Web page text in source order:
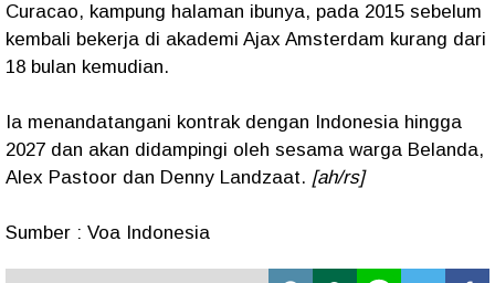
Curacao, kampung halaman ibunya, pada 2015 sebelum
kembali bekerja di akademi Ajax Amsterdam kurang dari
18 bulan kemudian.
Ia menandatangani kontrak dengan Indonesia hingga
2027 dan akan didampingi oleh sesama warga Belanda,
Alex Pastoor dan Denny Landzaat. [ah/rs]
Sumber : Voa Indonesia